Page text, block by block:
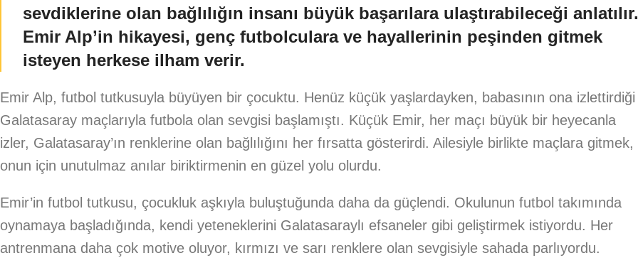
sevdiklerine olan bağlılığın insanı büyük başarılara ulaştırabileceği anlatılır.
Emir Alp’in hikayesi, genç futbolculara ve hayallerinin peşinden gitmek
isteyen herkese ilham verir.
Emir Alp, futbol tutkusuyla büyüyen bir çocuktu. Henüz küçük yaşlardayken, babasının ona izlettirdiği
Galatasaray maçlarıyla futbola olan sevgisi başlamıştı. Küçük Emir, her maçı büyük bir heyecanla
izler, Galatasaray’ın renklerine olan bağlılığını her fırsatta gösterirdi. Ailesiyle birlikte maçlara gitmek,
onun için unutulmaz anılar biriktirmenin en güzel yolu olurdu.
Emir’in futbol tutkusu, çocukluk aşkıyla buluştuğunda daha da güçlendi. Okulunun futbol takımında
oynamaya başladığında, kendi yeteneklerini Galatasaraylı efsaneler gibi geliştirmek istiyordu. Her
antrenmana daha çok motive oluyor, kırmızı ve sarı renklere olan sevgisiyle sahada parlıyordu.